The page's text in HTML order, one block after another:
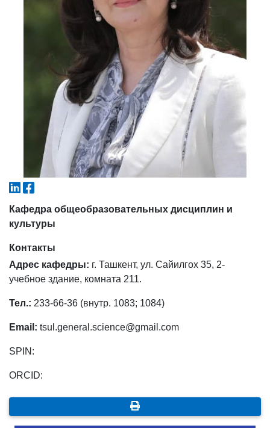
Кафедра общеобразовательных дисциплин и
культуры
Контакты
Адрес кафедры: г. Ташкент, ул. Сайилгох 35, 2-
учебное здание, комната 211.
Тел.: 233-66-36 (внутр. 1083; 1084)
Email: tsul.general.science@gmail.com
SPIN:
ORCID:
6. Онлайн-заявки (15)
9. Квота (магистратура) (1)
✉️ Написать администратору